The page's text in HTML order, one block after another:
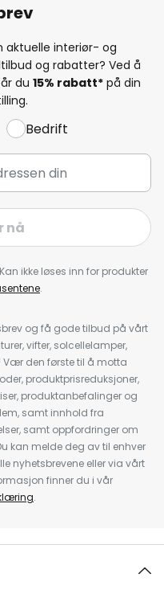
aktuelle interiør- og
og rabatter? Ved å
du 15% rabatt* på din
Bedrift
nå
ikke løses inn for produkter
.
og få gode tilbud på vårt
vifter, solcellelamper,
den første til å motta
produktprisreduksjoner,
produktanbefalinger og
samt innhold fra
samt oppfordringer om
kan melde deg av til enhver
nyhetsbrevene eller via vårt
finner du i vår
.